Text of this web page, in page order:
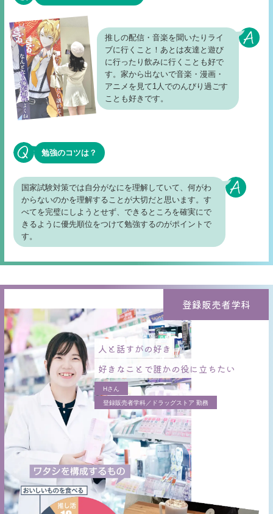
推しの配信・音楽を聞いたりライ
ブに行くこと！あとは友達と遊び
に行ったり飲みに行くことも好で
す。家から出ないで音楽・漫画・
アニメを見て1人でのんびり過ごす
ことも好きです。
勉強のコツは？
国家試験対策では自分がなにを理解していて、何がわ
からないのかを理解することが大切だと思います。す
べてを完璧にしようとせず、できるところを確実にで
きるように優先順位をつけて勉強するのがポイントで
す。
登録販売者学科
人と話すがの好き
好きなことで誰かの役に立ちたい
Hさん
登録販売者学科／ドラッグストア 勤務